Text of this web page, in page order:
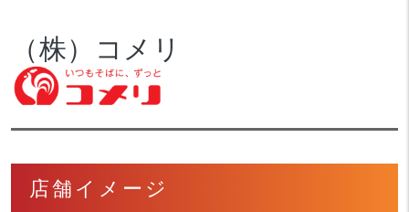
（株）コメリ
店舗イメージ